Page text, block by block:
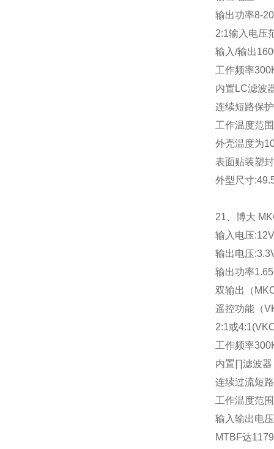
输出功率8-
2:1输入电压
输入/输出
工作频率
内置 LC滤波
连续短路保护
工作温度范围
外壳温度为
表面贴装塑
外型尺寸
21 、博大
输入电压
输出电压
输出功率
双输出（
遥控功能（
2:1或
工作频率
内置∏滤波器
连续过流短
工作温度范围
输入输出电压
MTBF达